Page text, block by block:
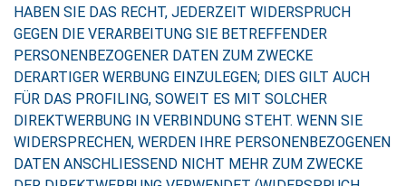
HABEN SIE DAS RECHT, JEDERZEIT WIDERSPRUCH
GEGEN DIE VERARBEITUNG SIE BETREFFENDER
PERSONENBEZOGENER DATEN ZUM ZWECKE
DERARTIGER WERBUNG EINZULEGEN; DIES GILT AUCH
FÜR DAS PROFILING, SOWEIT ES MIT SOLCHER
DIREKTWERBUNG IN VERBINDUNG STEHT. WENN SIE
WIDERSPRECHEN, WERDEN IHRE PERSONENBEZOGENEN
DATEN ANSCHLIESSEND NICHT MEHR ZUM ZWECKE